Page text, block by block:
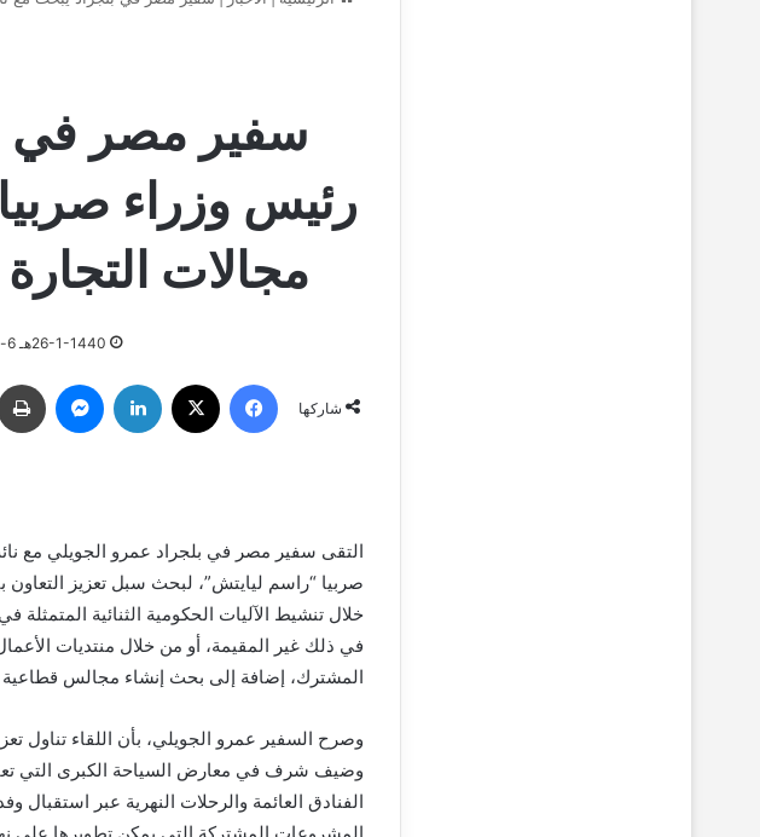
سفير مصر في
رئيس وزراء
مجالات
26-1-1440هـ 6-10-2018م
شاركها
التقى سفير مصر في بلجراد عمرو الجويلي مع
صربيا “راسم ليايتش”، لبحث سبل تعزيز التعاون
خلال تنشيط الآليات الحكومية الثنائية المتمثلة
في ذلك غير المقيمة، أو من خلال منتديات
المشترك، إضافة إلى بحث إنشاء مجالس قطاعية
وصرح السفير عمرو الجويلي، بأن اللقاء تناول
وضيف شرف في معارض السياحة الكبرى التي
الفنادق العائمة والرحلات النهرية عبر
المشروعات المشتركة التي يمكن تطويرها على